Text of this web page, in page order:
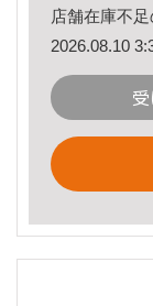
店舗在庫不
2026.08.10